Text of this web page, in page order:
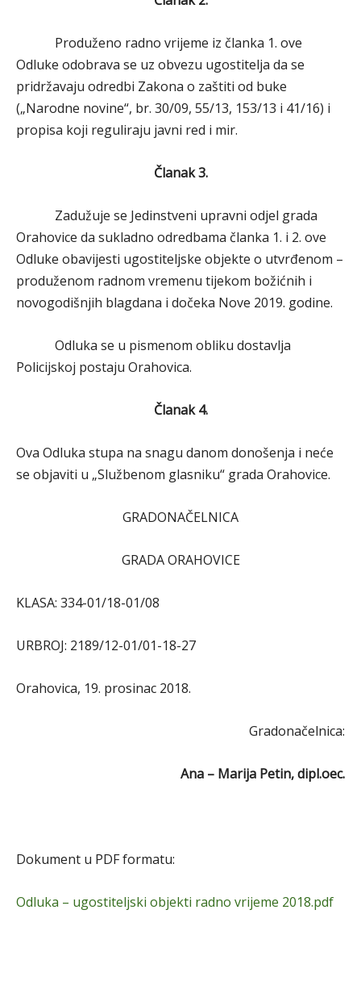
Produženo radno vrijeme iz članka 1. ove
Odluke odobrava se uz obvezu ugostitelja da se
pridržavaju odredbi Zakona o zaštiti od buke
(„Narodne novine“, br. 30/09, 55/13, 153/13 i 41/16) i
propisa koji reguliraju javni red i mir.
Članak 3.
Zadužuje se Jedinstveni upravni odjel grada
Orahovice da sukladno odredbama članka 1. i 2. ove
Odluke obavijesti ugostiteljske objekte o utvrđenom –
produženom radnom vremenu tijekom božićnih i
novogodišnjih blagdana i dočeka Nove 2019. godine.
Odluka se u pismenom obliku dostavlja
Policijskoj postaju Orahovica.
Članak 4.
Ova Odluka stupa na snagu danom donošenja i neće
se objaviti u „Službenom glasniku“ grada Orahovice.
GRADONAČELNICA
GRADA ORAHOVICE
KLASA: 334-01/18-01/08
URBROJ: 2189/12-01/01-18-27
Orahovica, 19. prosinac 2018.
Gradonačelnica:
Ana – Marija Petin, dipl.oec.
Dokument u PDF formatu:
Odluka – ugostiteljski objekti radno vrijeme 2018.pdf